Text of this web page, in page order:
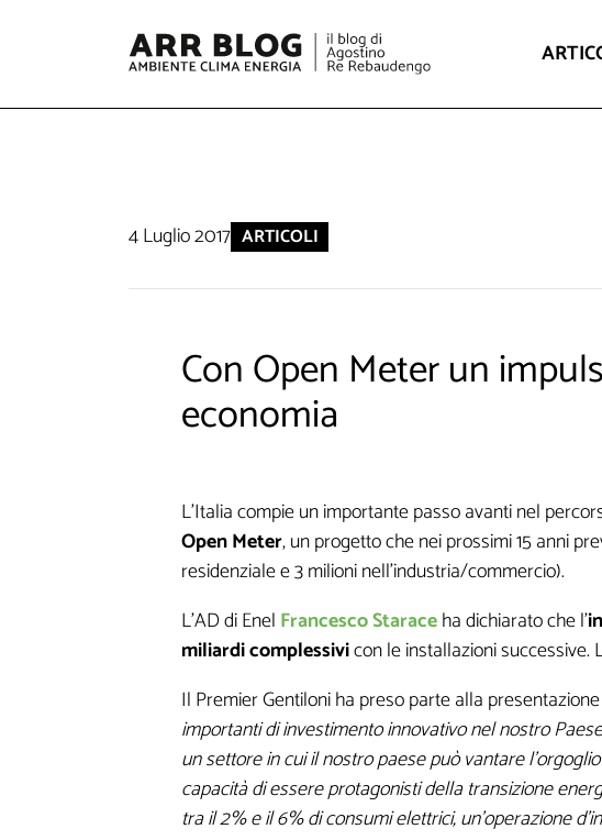
4 Luglio 2017 ARTICOLI
Con Open Meter un
economia
L’Italia compie un importante passo avanti nel
Open Meter, un progetto che nei prossimi 15 anni
residenziale e 3 milioni nell’industria/commercio).
L’AD di Enel Francesco Staraceha dichiarato che l’
miliardi complessivicon le installazioni successive.
Il Premier Gentiloni ha preso parte alla
importanti di investimento innovativo nel nostro
un settore in cui il nostro paese può vantare
capacità di essere protagonisti della transizione
tra il 2% e il 6% di consumi elettrici, un’operazione